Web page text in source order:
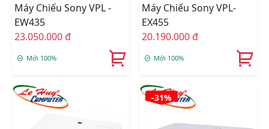
Máy Chiếu Sony VPL -
EW435
23.050.000 đ
Mới 100%
Máy Chiếu Sony VPL-
EX455
20.190.000 đ
Mới 100%
-31%